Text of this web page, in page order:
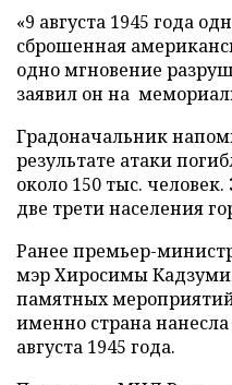
«9 августа 1945 года
сброшенная
одно мгновение
заявил он на
Градоначальник
результате атаки
около 150 тыс.
две трети населения
Ранее премьер-
мэр Хиросимы
памятных
именно страна
августа 1945 года.